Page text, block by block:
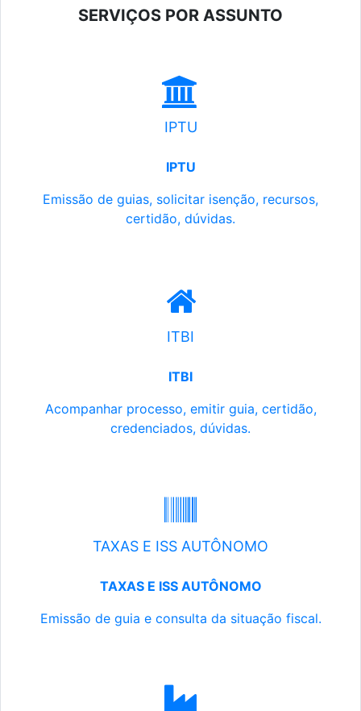
SERVIÇOS POR ASSUNTO
IPTU
IPTU
Emissão de guias, solicitar isenção, recursos,
certidão, dúvidas.
ITBI
ITBI
Acompanhar processo, emitir guia, certidão,
credenciados, dúvidas.
TAXAS E ISS AUTÔNOMO
TAXAS E ISS AUTÔNOMO
Emissão de guia e consulta da situação fiscal.